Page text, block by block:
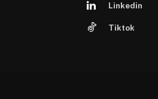
Linkedin
Tiktok